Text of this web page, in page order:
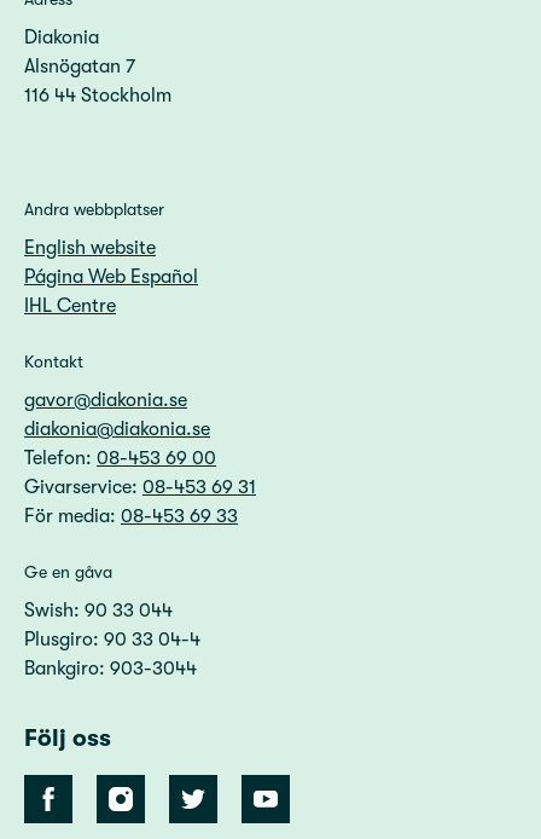
Diakonia
Alsnögatan 7
116 44 Stockholm
Andra webbplatser
English website
Página Web Español
IHL Centre
Kontakt
gavor@diakonia.se
diakonia@diakonia.se
Telefon: 08-453 69 00
Givarservice: 08-453 69 31
För media: 08-453 69 33
Ge en gåva
Swish: 90 33 044
Plusgiro: 90 33 04-4
Bankgiro: 903-3044
Följ oss